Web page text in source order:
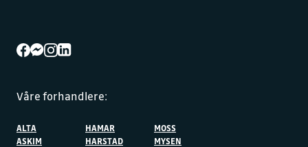
Våre forhandlere:
ALTA
ASKIM
HAMAR
HARSTAD
MOSS
MYSEN